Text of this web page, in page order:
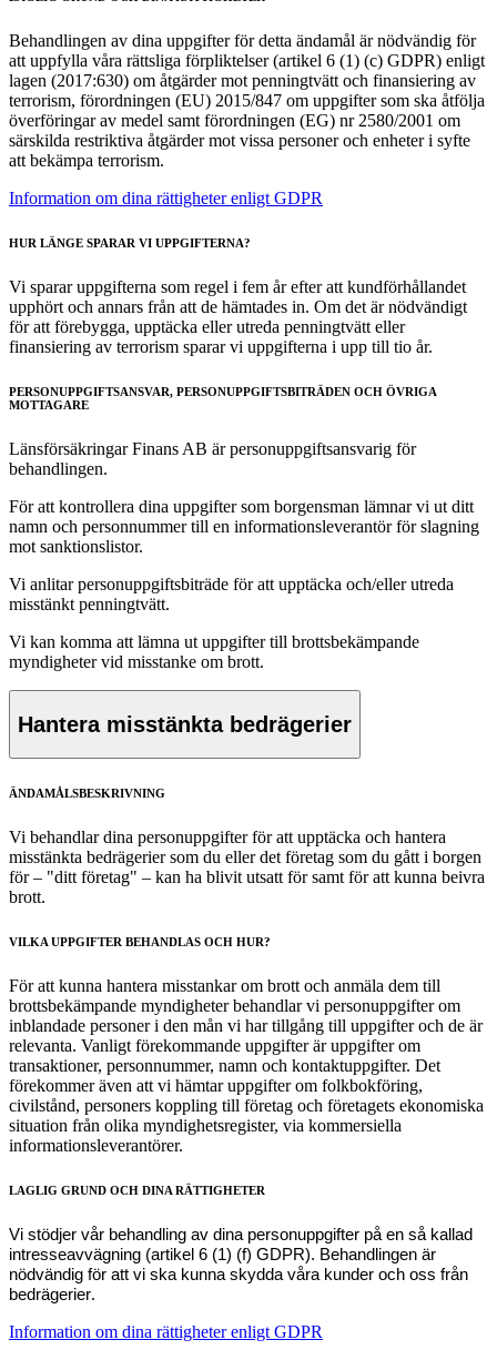
Behandlingen av dina uppgifter för detta ändamål är nödvändig för
att uppfylla våra rättsliga förpliktelser (artikel 6 (1) (c) GDPR) enligt
lagen (2017:630) om åtgärder mot penningtvätt och finansiering av
terrorism, förordningen (EU) 2015/847 om uppgifter som ska åtfölja
överföringar av medel samt förordningen (EG) nr 2580/2001 om
särskilda restriktiva åtgärder mot vissa personer och enheter i syfte
att bekämpa terrorism.
Information om dina rättigheter enligt GDPR
HUR LÄNGE SPARAR VI UPPGIFTERNA?
​Vi sparar uppgifterna som regel i fem år efter att kundförhållandet
upphört och annars från att de hämtades in. Om det är nödvändigt
för att förebygga, upptäcka eller utreda penningtvätt eller
finansiering av terrorism sparar vi uppgifterna i upp till tio år.
PERSONUPPGIFTSANSVAR, PERSONUPPGIFTSBITRÄDEN OCH ÖVRIGA
MOTTAGARE
Länsförsäkringar Finans AB är personuppgiftsansvarig för
behandlingen.
För att kontrollera dina uppgifter som borgensman lämnar vi ut ditt
namn och personnummer till en informationsleverantör för slagning
mot sanktionslistor.
Vi anlitar personuppgiftsbiträde för att upptäcka och/eller utreda
misstänkt penningtvätt.
Vi kan komma att lämna ut uppgifter till brottsbekämpande
myndigheter vid misstanke om brott.
Hantera misstänkta bedrägerier
ÄNDAMÅLSBESKRIVNING
Vi behandlar dina personuppgifter för att upptäcka och hantera
misstänkta bedrägerier som du eller det företag som du gått i borgen
för – "ditt företag" – kan ha blivit utsatt för samt för att kunna beivra
brott.
VILKA UPPGIFTER BEHANDLAS OCH HUR?
För att kunna hantera misstankar om brott och anmäla dem till
brottsbekämpande myndigheter behandlar vi personuppgifter om
inblandade personer i den mån vi har tillgång till uppgifter och de är
relevanta. Vanligt förekommande uppgifter är uppgifter om
transaktioner, personnummer, namn och kontaktuppgifter. Det
förekommer även att vi hämtar uppgifter om folkbokföring,
civilstånd, personers koppling till företag och företagets ekonomiska
situation från olika myndighetsregister, via kommersiella
informationsleverantörer.
LAGLIG GRUND OCH DINA RÄTTIGHETER
Vi stödjer vår behandling av dina personuppgifter på en så kallad
intresseavvägning (artikel 6 (1) (f) GDPR). Behandlingen är
nödvändig för att vi ska kunna skydda våra kunder och oss från
bedrägerier.
Information om dina rättigheter enligt GDPR